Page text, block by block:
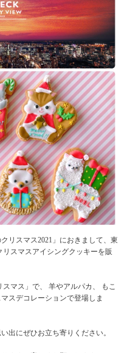
リスマス2021」 におきまして、東
スマスアイシングクッキーを販
マス」で、 羊やアルパカ、 もこ
スデコレーションで登場しま
出にぜひお立ち寄りください。